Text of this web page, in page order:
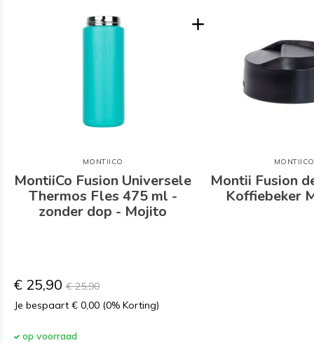
MONTIICO
MontiiCo Fusion Universele
Thermos Fles 475 ml -
zonder dop - Mojito
MONTIICO
Montii Fusion
Koffiebeker
€ 25,90 € 25,90
Je bespaart € 0,00 (0% Korting)
op voorraad